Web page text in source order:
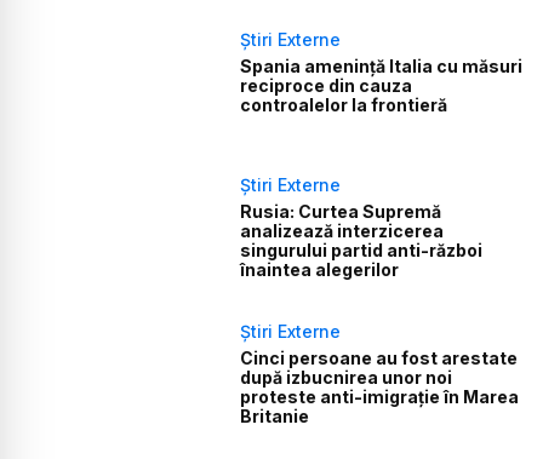
Știri Externe
Spania amenință Italia cu măsuri
reciproce din cauza
controalelor la frontieră
Știri Externe
Rusia: Curtea Supremă
analizează interzicerea
singurului partid anti-război
înaintea alegerilor
Știri Externe
Cinci persoane au fost arestate
după izbucnirea unor noi
proteste anti-imigrație în Marea
Britanie